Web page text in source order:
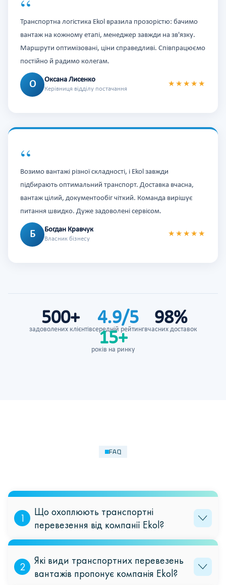
“
Транспортна логістика Ekol вразила прозорістю: бачимо
вантаж на кожному етапі, менеджер завжди на зв'язку.
Маршрути оптимізовані, ціни справедливі. Співпрацюємо
постійно й радимо колегам.
О Оксана Лисенко
Керівниця відділу постачання
★★★★★
“
Возимо вантажі різної складності, і Ekol завжди
підбирають оптимальний транспорт. Доставка вчасна,
вантаж цілий, документообіг чіткий. Команда вирішує
питання швидко. Дуже задоволені сервісом.
Б Богдан Кравчук
Власник бізнесу
★★★★★
500+
задоволених клієнтів
4.9/5
середній рейтинг
98%
вчасних доставок
15+
років на ринку
FAQ
1
Що охоплюють транспортні
перевезення від компанії Ekol?
Наші послуги охоплюють повний цикл: від планування маршруту
звітності.
2
Які види транспортних перевезень
вантажів пропонує компанія Ekol?